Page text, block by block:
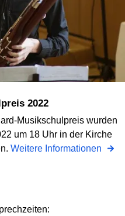
2022
Musikschulpreis wurden
um 18 Uhr in der Kirche
Weitere Informationen